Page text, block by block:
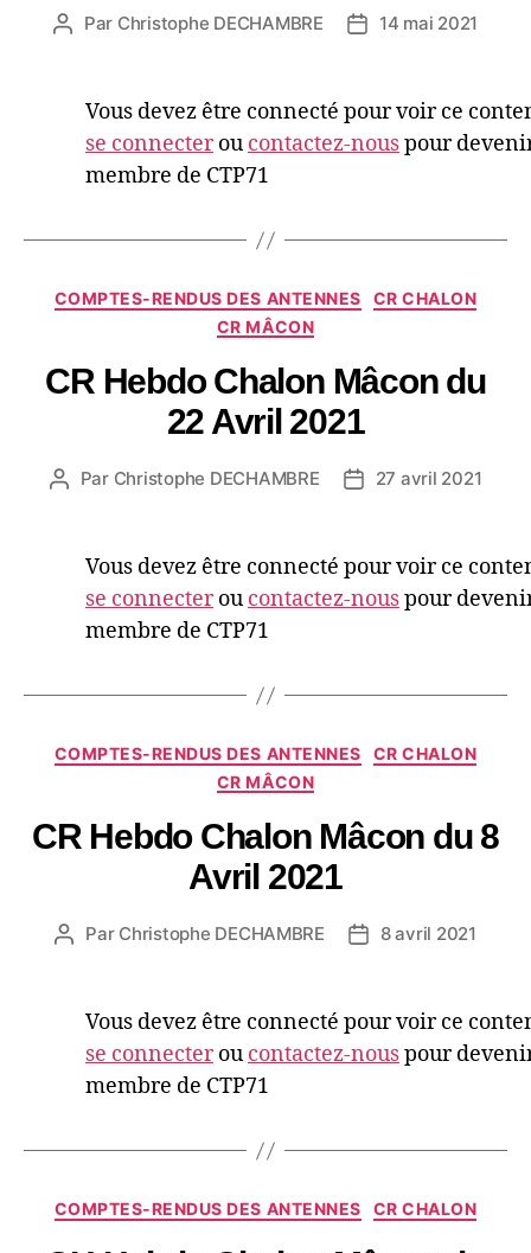
Par Christophe DECHAMBRE 14 mai 2021
Vous devez être connecté pour voir ce
se connecterou contactez-nouspour
membre de CTP71
COMPTES-RENDUS DES ANTENNES
CR CHALON
CR MÂCON
CR Hebdo Chalon Mâcon du
22 Avril 2021
Par Christophe DECHAMBRE 27 avril 2021
Vous devez être connecté pour voir ce
se connecterou contactez-nouspour
membre de CTP71
COMPTES-RENDUS DES ANTENNES
CR CHALON
CR MÂCON
CR Hebdo Chalon Mâcon du 8
Avril 2021
Par Christophe DECHAMBRE 8 avril 2021
Vous devez être connecté pour voir ce
se connecterou contactez-nouspour
membre de CTP71
COMPTES-RENDUS DES ANTENNES CR CHALON